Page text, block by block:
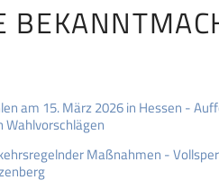
am 15. März 2026 in Hessen -
Wahlvorschlägen
Maßnahmen -